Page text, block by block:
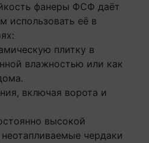
фанеры ФСФ даёт
использовать её в
плитку в
влажностью или как
включая ворота и
высокой
чердаки